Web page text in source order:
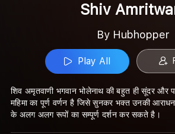
Shiv
By Hubhopper
Play All
शिव अमृतवाणी भगवान भोलेनाथ की बहुत ही सूंदर और
महिमा का पूर्ण वर्णन है जिसे सुनकर भक्त उनकी
के अलग अलग रूपों का सम्पूर्ण दर्शन कर सकते है।